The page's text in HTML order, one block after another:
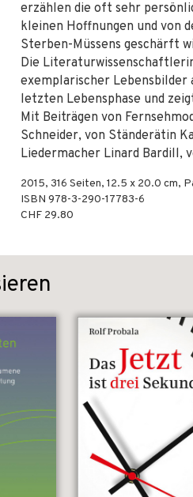
erzählen die oft sehr
kleinen Hoffnungen und von
Sterben-Müssens geschärft
Die
exemplarischer Lebensbilder
letzten Lebensphase und
Mit Beiträgen von
Schneider, von Ständerätin
Liedermacher Linard Bardill,
2015, 316 Seiten, 12.5 x 20.0 cm,
ISBN 978-3-290-17783-6
CHF 29.80